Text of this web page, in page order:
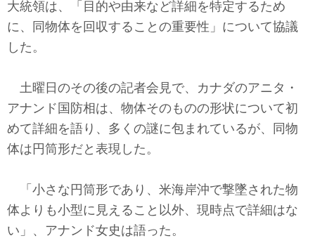
大統領は、「目的や由来など詳細を特定するため
に、同物体を回収することの重要性」について協議
した。
土曜日のその後の記者会見で、カナダのアニタ・
アナンド国防相は、物体そのものの形状について初
めて詳細を語り、多くの謎に包まれているが、同物
体は円筒形だと表現した。
「小さな円筒形であり、米海岸沖で撃墜された物
体よりも小型に見えること以外、現時点で詳細はな
い」、アナンド女史は語った。